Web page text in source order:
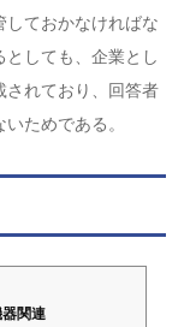
ておかなければな
しても、企業とし
されており、回答者
ためである。
関連